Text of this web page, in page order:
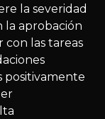
la severidad
la aprobación
con las tareas
positivamente